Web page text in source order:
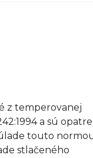
z temperovanej
a sú
touto
stlačeného